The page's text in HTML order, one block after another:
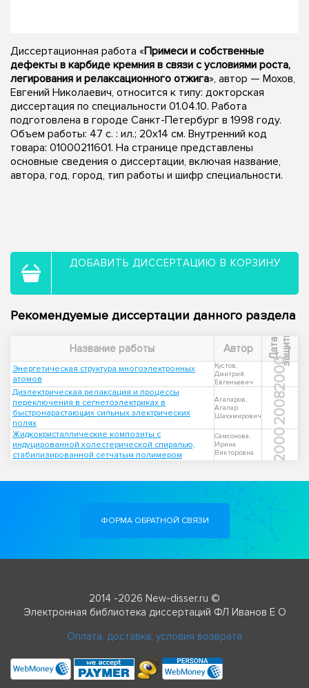
Диссертационная работа «Примеси и собственные
дефекты в карбиде кремния в связи с условиями роста,
легирования и релаксационного отжига», автор — Мохов,
Евгений Николаевич, относится к типу: докторская
диссертация по специальности 01.04.10. Работа
подготовлена в городе Санкт-Петербург в 1998 году.
Объем работы: 47 с. : ил.; 20х14 см. Внутренний код
товара: 01000211601. На странице представлены
основные сведения о диссертации, включая название,
автора, год, город, тип работы и шифр специальности.
ДОБАВИТЬ ДИССЕРТАЦИЮ В КОРЗИНУ
Рекомендуемые диссертации данного раздела
Название работы Автор Д
а
т
а
з
а
щ
и
ты
Энергетическая структура многоэлектронных
атомов
Кустов,
Дмитрий
Евгеньевич
2000
Диэлектрическая релаксация и процессы
переключения в сегнетоэлектриках в
быстронарастающих сильных электрических
полях
Агаларов,
Агалар
Шахэмирович
2008
Жидкокристаллические композиты с
индуцированной холестерической спиралью,
стабилизированной сетчатым полимером
Самсонова,
Ирина
Викторовна
2000
ФОРМА ОБРАТНОЙ СВЯЗИ
2014 -2026 New-disser.ru ©
Электронная библиотека диссертаций ФЛ Иванов Е О
Оплата, доставка, условия возврата